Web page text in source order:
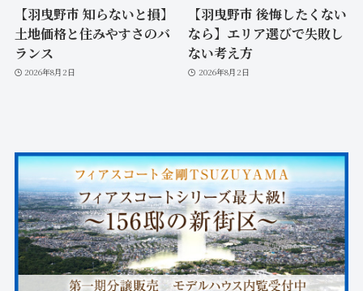
【羽曳野市 知らないと損】
土地価格と住みやすさのバ
ランス
2026年8月2日
【羽曳野市 後悔したくない
なら】エリア選びで失敗し
ない考え方
2026年8月2日